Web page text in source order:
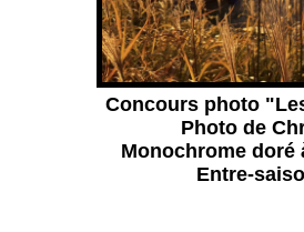
Concours photo
Photo de
Monochrome doré
Entre-